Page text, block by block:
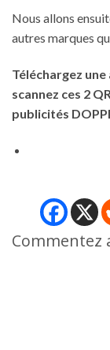
Nous allons
autres marques
Téléchargez
scannez ces 2
publicités
Commentez